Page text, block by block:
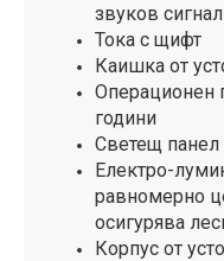
звуков
Тока с щифт
Каишка от
Операционен
години
Светещ панел
Електро-
равномерно
осигурява
Корпус от